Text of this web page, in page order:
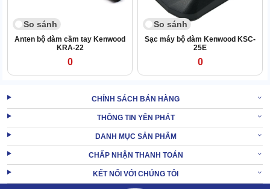
Đảm bảo pin được sạc đúng cách, an toàn, không bị quá áp. Từ
đó, giảm thiểu tình trạng chai pin, nâng cao độ bền chobộ đàm
Ngoài ra, khi phát hiện các dấu hiệu như: quá tải, ngắn mạch, vi
So sánh
Anten bộ đàm cầm tay Kenwood
KRA-22
0
So sánh
Sạc máy bộ đàm Kenwood KSC-
25E
0
CHÍNH SÁCH BÁN HÀNG
THÔNG TIN YÊN PHÁT
DANH MỤC SẢN PHẨM
CHẤP NHẬN THANH TOÁN
KẾT NỐI VỚI CHÚNG TÔI